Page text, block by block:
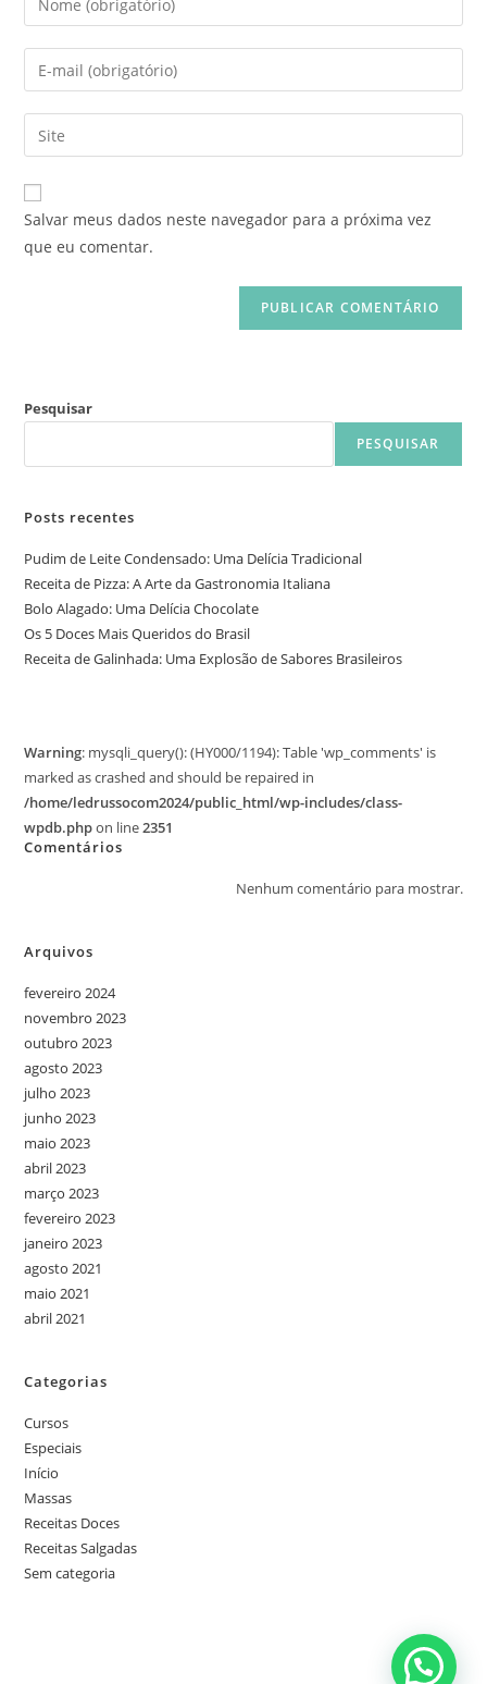
Salvar meus dados neste navegador para a próxima vez
que eu comentar.
Pesquisar
PESQUISAR
Posts recentes
Pudim de Leite Condensado: Uma Delícia Tradicional
Receita de Pizza: A Arte da Gastronomia Italiana
Bolo Alagado: Uma Delícia Chocolate
Os 5 Doces Mais Queridos do Brasil
Receita de Galinhada: Uma Explosão de Sabores Brasileiros
Warning: mysqli_query(): (HY000/1194): Table 'wp_comments' is
marked as crashed and should be repaired in
/home/ledrussocom2024/public_html/wp-includes/class-
wpdb.phpon line2351
Comentários
Nenhum comentário para mostrar.
Arquivos
fevereiro 2024
novembro 2023
outubro 2023
agosto 2023
julho 2023
junho 2023
maio 2023
abril 2023
março 2023
fevereiro 2023
janeiro 2023
agosto 2021
maio 2021
abril 2021
Categorias
Cursos
Especiais
Início
Massas
Receitas Doces
Receitas Salgadas
Sem categoria